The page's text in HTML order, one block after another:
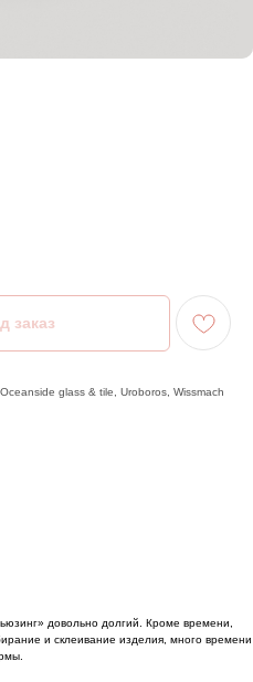
glass & tile, Uroboros, Wissmach
довольно долгий. Кроме времени,
и склеивание изделия, много времени